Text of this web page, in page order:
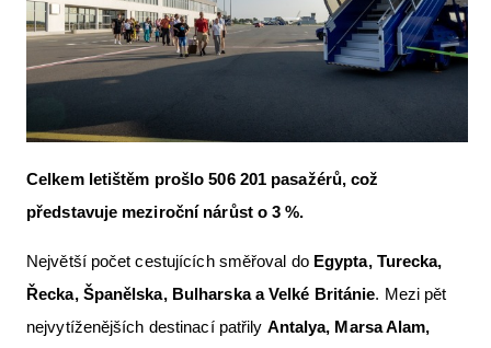
Celkem letištěm prošlo 506 201 pasažérů, což
představuje meziroční nárůst o 3 %.
Největší počet cestujících směřoval do Egypta, Turecka,
Řecka, Španělska, Bulharska a Velké Británie. Mezi pět
nejvytíženějších destinací patřily Antalya, Marsa Alam,
The SAFE Guide app
Nabídky práce v letectví